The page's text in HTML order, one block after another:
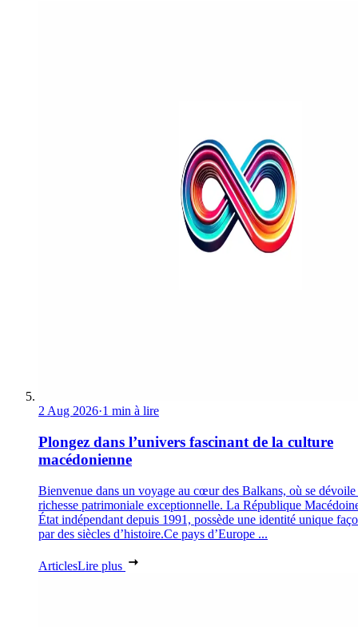
2 Aug 2026·1 min à lire
Plongez dans l’univers fascinant de la culture
macédonienne
Bienvenue dans un voyage au cœur des Balkans, où se dévoile
richesse patrimoniale exceptionnelle. La République
État indépendant depuis 1991, possède une identité unique
par des siècles d’histoire.Ce pays d’Europe ...
ArticlesLire plus